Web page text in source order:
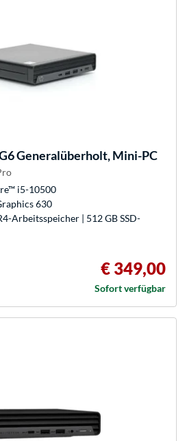
Generalüberholt, Mini-PC
i5-10500
630
Arbeitsspeicher | 512 GB SSD-
€ 349,00
Sofort verfügbar